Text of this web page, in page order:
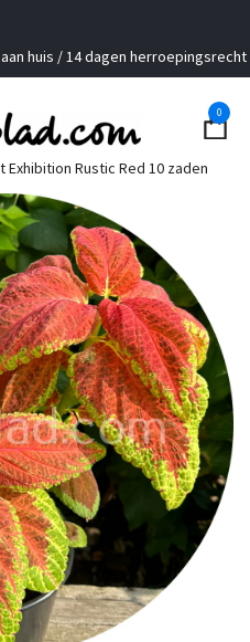
huis / 14 dagen herroepingsrecht
0
Exhibition Rustic Red 10 zaden